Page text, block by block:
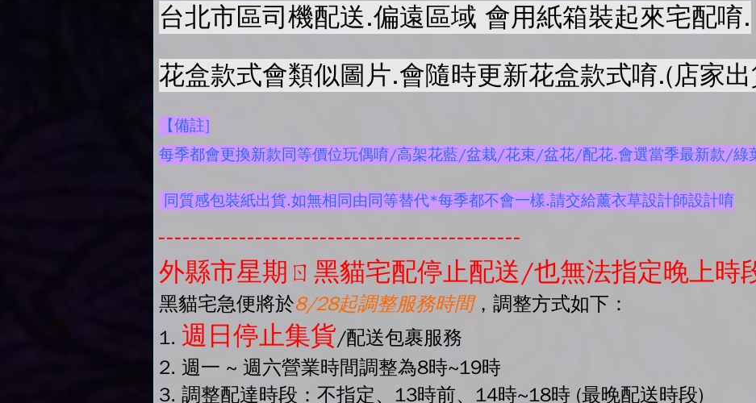
台北市區司機配送.偏遠區域 會用紙箱裝起來宅配唷.
花盒款式會類似圖片.會隨時更新花盒款式唷.(店家
【備註]
每季都會更換新款同等價位玩偶唷/高架花藍/盆栽/花束/盆花/配花.會選當季最新款/
同質感包裝紙出貨.如無相同由同等替代*每季都不會一樣.請交給薰衣草設計師設計唷
---------------------------------------------
外縣市星期ㄖ黑貓宅配停止配送/也無法指定晚上時
黑貓宅急便將於8/28起調整服務時間，調整方式如下：
1. 週日停止集貨/配送包裹服務
2. 週一 ~ 週六營業時間調整為8時~19時
3. 調整配達時段：不指定、13時前、14時~18時 (最晚配送時段)